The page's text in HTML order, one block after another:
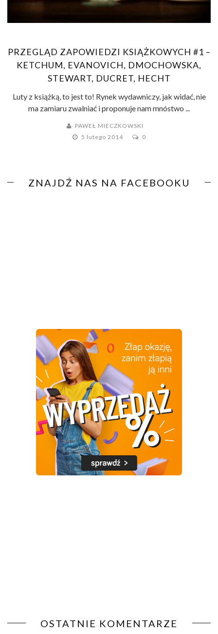
PRZEGLĄD ZAPOWIEDZI KSIĄŻKOWYCH #1 –
KETCHUM, EVANOVICH, DMOCHOWSKA,
STEWART, DUCRET, HECHT
Luty z książką, to jest to! Rynek wydawniczy, jak widać, nie
ma zamiaru zwalniać i proponuje nam mnóstwo ...
PAWEŁ MIECZKOWSKI
5 lutego 2014
0
ZNAJDŹ NAS NA FACEBOOKU
OSTATNIE KOMENTARZE